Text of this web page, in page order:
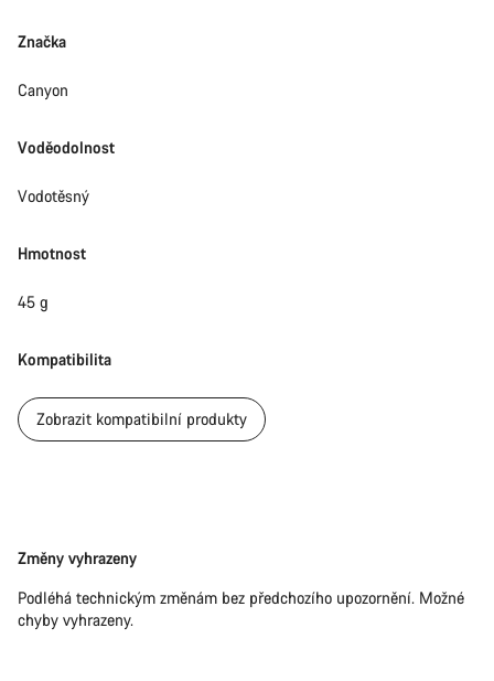
Značka
Canyon
Voděodolnost
Vodotěsný
Hmotnost
45 g
Kompatibilita
Zobrazit kompatibilní produkty
Právní
Změny vyhrazeny
Podléhá technickým změnám bez předchozího upozornění. Možné
chyby vyhrazeny.